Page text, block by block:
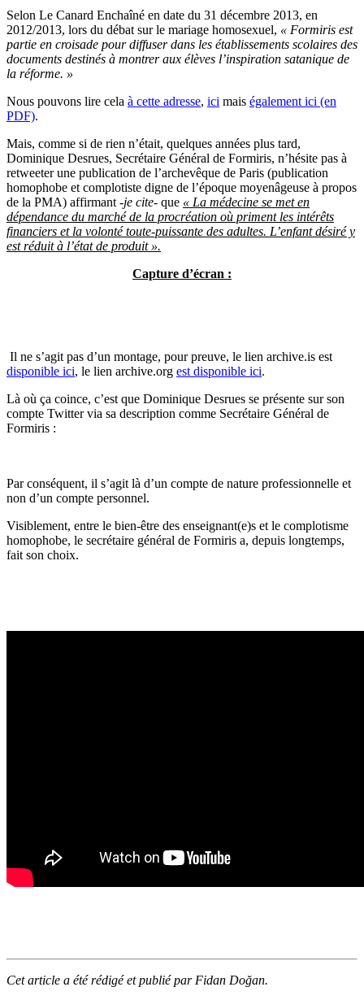
Selon Le Canard Enchaîné en date du 31 décembre 2013, en
2012/2013, lors du débat sur le mariage homosexuel, « Formiris est
partie en croisade pour diffuser dans les établissements scolaires des
documents destinés à montrer aux élèves l’inspiration satanique de
la réforme. »
Nous pouvons lire cela à cette adresse, ici mais également ici (en
PDF).
Mais, comme si de rien n’était, quelques années plus tard,
Dominique Desrues, Secrétaire Général de Formiris, n’hésite pas à
retweeter une publication de l’archevêque de Paris (publication
homophobe et complotiste digne de l’époque moyenâgeuse à propos
de la PMA) affirmant -je cite- que « La médecine se met en
dépendance du marché de la procréation où priment les intérêts
financiers et la volonté toute-puissante des adultes. L’enfant désiré y
est réduit à l’état de produit ».
Capture d’écran :
Il ne s’agit pas d’un montage, pour preuve, le lien archive.is est
disponible ici, le lien archive.org est disponible ici.
Là où ça coince, c’est que Dominique Desrues se présente sur son
compte Twitter via sa description comme Secrétaire Général de
Formiris :
Par conséquent, il s’agit là d’un compte de nature professionnelle et
non d’un compte personnel.
Visiblement, entre le bien-être des enseignant(e)s et le complotisme
homophobe, le secrétaire général de Formiris a, depuis longtemps,
fait son choix.
Cet article a été rédigé et publié par Fidan Doğan.